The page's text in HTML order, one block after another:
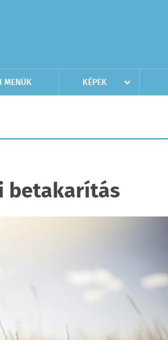
MENÜK KÉPEK
betakarítás